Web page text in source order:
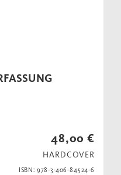
48,00 €
HARDCOVER
ISBN: 978-3-406-84524-6